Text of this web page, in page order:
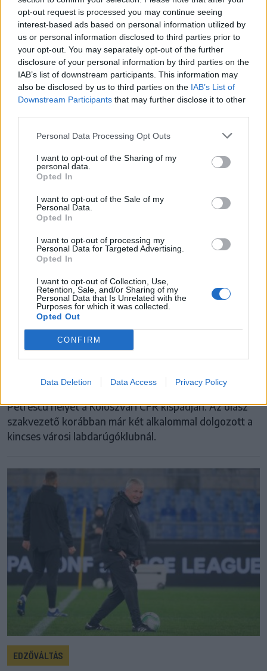
opt-out request is processed you may continue seeing
interest-based ads based on personal information utilized by
us or personal information disclosed to third parties prior to
your opt-out. You may separately opt-out of the further
disclosure of your personal information by third parties on the
IAB’s list of downstream participants. This information may
also be disclosed by us to third parties on the IAB’s List of
Downstream Participants that may further disclose it to other
Personal Data Processing Opt Outs
I want to opt-out of the Sharing of my
personal data.
Opted In
I want to opt-out of the Sale of my
Personal Data.
Opted In
I want to opt-out of processing my
Personal Data for Targeted Advertising.
Opted In
I want to opt-out of Collection, Use,
Retention, Sale, and/or Sharing of my
Personal Data that Is Unrelated with the
Purposes for which it was collected.
Opted Out
CONFIRM
Data Deletion Data Access Privacy Policy
vezetőedzője
A Kolozsvári CFR hivatalosan is bejelentette, hogy a
csapat új vezetőedzője a 48 éves Daniel Pancu lett. A
korábbi U21-es szövetségi kapitány szombattól veszi
át az irányítást, a Dinamo elleni bajnokin még a Rus–
Hoban páros ül a kispadon.
KOLOZSVÁRI CFR
Visszatért a Kolozsvári CFR-hez a korábbi
vezetőedző
Hivatalossá vált, hogy Andrea Mandorlini veszi át Dan
Petrescu helyét a Koloszvári CFR kispadján. Az olasz
szakvezető korábban már két alkalommal dolgozott a
kincses városi labdarúgóklubnál.
EDZŐVÁLTÁS